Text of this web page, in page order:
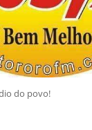
do povo!